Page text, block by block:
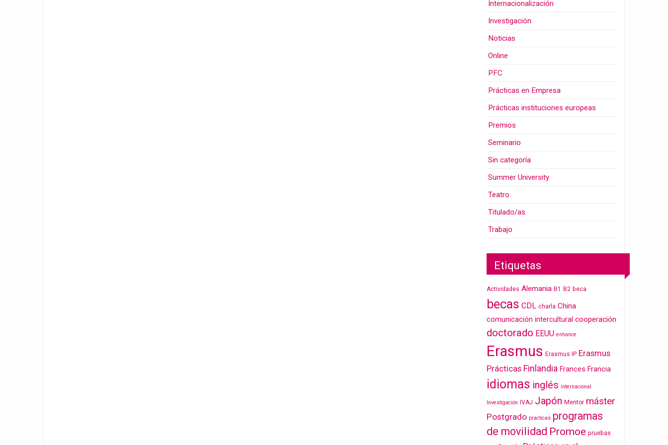
Internacionalización
Investigación
Noticias
Online
PFC
Prácticas en Empresa
Prácticas instituciones europeas
Premios
Seminario
Sin categoría
Summer University
Teatro
Titulado/as
Trabajo
Etiquetas
Actividades Alemania B1 B2 beca
becas CDL charla China
comunicación intercultural cooperación
doctorado EEUU enhance
Erasmus Erasmus IP Erasmus
Prácticas Finlandia Frances Francia
idiomas inglés internacional
Investigación IVAJ Japón Mentor máster
Postgrado practicas programas
de movilidad Promoe pruebas